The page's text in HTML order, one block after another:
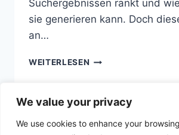
We value your privacy
We use cookies to enhance your
Suchergebnissen rankt und
sie generieren kann. Doch
an…
WEITERLESEN 100